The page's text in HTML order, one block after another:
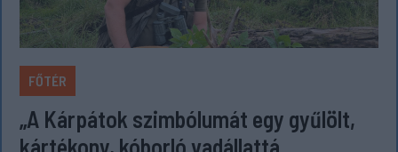
FŐTÉR
„A Kárpátok szimbólumát egy gyűlölt,
kártékony, kóborló vadállattá